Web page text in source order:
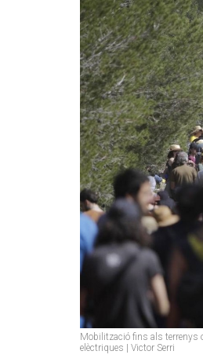
Mobilització fins als terrenys
elèctriques | Victor Serri